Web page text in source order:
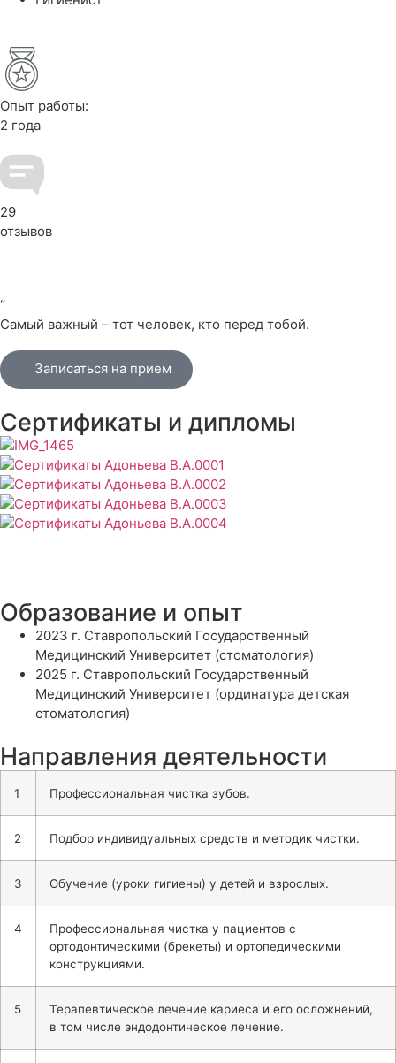
Опыт работы:
2 года
29
отзывов
“
Самый важный – тот человек, кто перед тобой.
Записаться на прием
Сертификаты и дипломы
Образование и опыт
2023 г. Ставропольский Государственный
Медицинский Университет (стоматология)
2025 г. Ставропольский Государственный
Медицинский Университет (ординатура детская
стоматология)
Направления деятельности
1 Профессиональная чистка зубов.
2 Подбор индивидуальных средств и методик чистки.
3 Обучение (уроки гигиены) у детей и взрослых.
4
Профессиональная чистка у пациентов с
ортодонтическими (брекеты) и ортопедическими
конструкциями.
5
Терапевтическое лечение кариеса и его осложнений,
в том числе эндодонтическое лечение.